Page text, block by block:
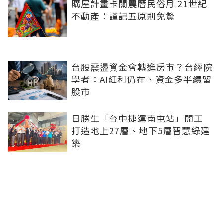
購屋計畫卡關農曆民俗月 21世紀
不動產：謹記五原則免驚
台股震盪資金會轉進房市？台經院
學者：AI紅利仍在、資金多半續留
股市
日勝生「台中捷運南屯站」開工
打造地上27層、地下5層智慧綠建
築